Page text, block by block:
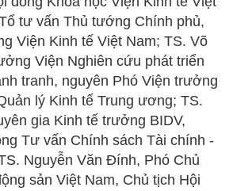
tư vấn Thủ tướng Chính phủ,
Viện Kinh tế Việt Nam; TS. Võ
Viện Nghiên cứu phát triển
tranh, nguyên Phó Viện trưởng
lý Kinh tế Trung ương; TS.
gia Kinh tế trưởng BIDV,
Tư vấn Chính sách Tài chính -
Nguyễn Văn Đính, Phó Chủ
sản Việt Nam, Chủ tịch Hội